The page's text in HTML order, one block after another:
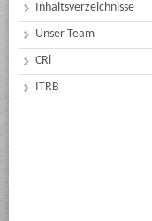
Inhaltsverzeichnisse
Unser Team
CRi
ITRB